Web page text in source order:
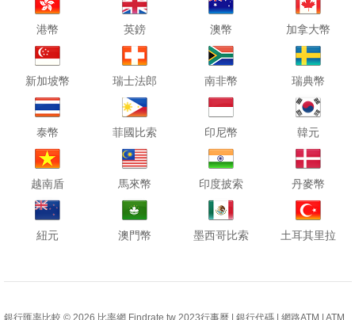
港幣 英鎊 澳幣 加拿大幣
新加坡幣 瑞士法郎 南非幣 瑞典幣
泰幣 菲國比索 印尼幣 韓元
越南盾 馬來幣 印度披索 丹麥幣
紐元 澳門幣 墨西哥比索 土耳其里拉
銀行匯率比較 © 2026 比率網 Findrate.tw 2023行事曆 銀行代碼 網路ATM ATM